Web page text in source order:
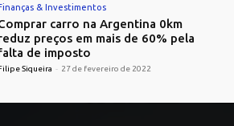
& Investimentos
carro na Argentina 0km
preços em mais de 60% pela
de imposto
Siqueira - 27 de fevereiro de 2022